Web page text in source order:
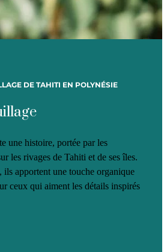
DE TAHITI EN POLYNÉSIE
une histoire, portée par les
les rivages de Tahiti et de ses îles.
ils apportent une touche organique
ceux qui aiment les détails inspirés